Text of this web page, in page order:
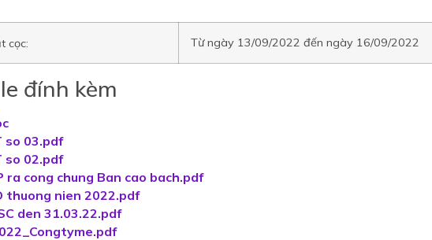
cọc: Từ ngày 13/09/2022 đến ngày 16/09/2022
đính kèm
so 03.pdf
so 02.pdf
ra cong chung Ban cao bach.pdf
thuong nien 2022.pdf
den 31.03.22.pdf